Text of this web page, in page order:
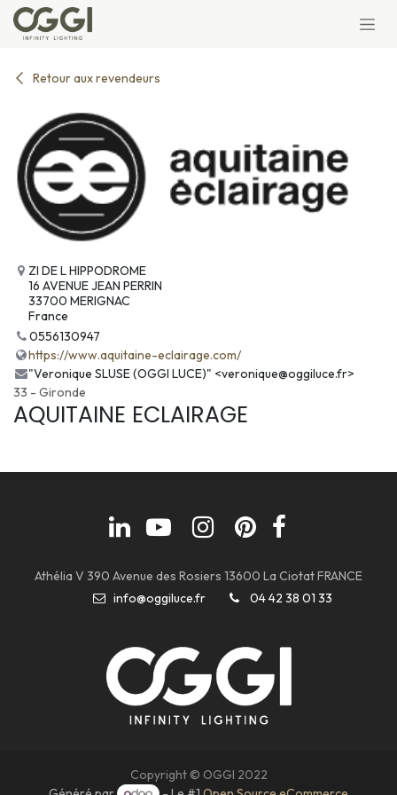
Se rendre au contenu
Retour aux revendeurs
ZI DE L HIPPODROME
16 AVENUE JEAN PERRIN
33700 MERIGNAC
France
0556130947
https://www.aquitaine-eclairage.com/
"Veronique SLUSE (OGGI LUCE)" <veronique@oggiluce.fr>
33 - Gironde
AQUITAINE ECLAIRAGE
Athélia V 390 Avenue des Rosiers 13600 La Ciotat FRANCE
info@oggiluce.fr
04 42 38 01 33
Copyright © OGGI 2022